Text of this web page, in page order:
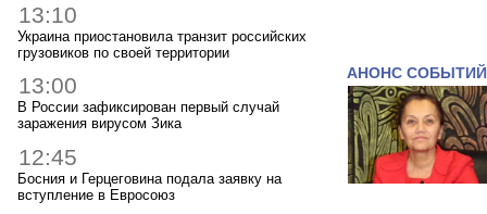
13:10
Украина приостановила транзит российских
грузовиков по своей территории
13:00
В России зафиксирован первый случай
заражения вирусом Зика
12:45
Босния и Герцеговина подала заявку на
вступление в Евросоюз
АНОНС СОБЫТИЙ